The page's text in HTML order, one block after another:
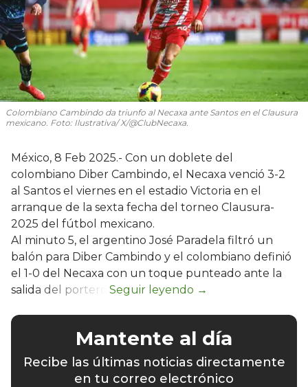
Colombiano Cambindo da triunfo al Necaxa ante Santos en el Clausura
mexicano. Foto: Ilustrativa/ X/@ClubNecaxa.
México, 8 Feb 2025.- Con un doblete del
colombiano Diber Cambindo, el Necaxa venció 3-2
al Santos el viernes en el estadio Victoria en el
arranque de la sexta fecha del torneo Clausura-
2025 del fútbol mexicano.
Al minuto 5, el argentino José Paradela filtró un
balón para Diber Cambindo y el colombiano definió
el 1-0 del Necaxa con un toque punteado ante la
salida del portero.
Mantente al día
Recibe las últimas noticias directamente
en tu correo electrónico